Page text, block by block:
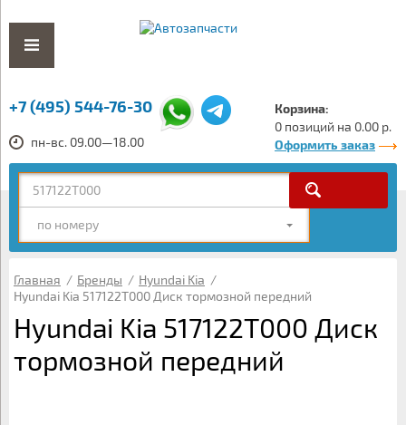
+7 (495) 544-76-30
пн-вс. 09.00—18.00
Корзина:
0 позиций на 0.00 р.
Оформить заказ
по номеру
Главная / Бренды / Hyundai Kia /
Hyundai Kia 517122T000 Диск тормозной передний
Hyundai Kia 517122T000 Диск
тормозной передний